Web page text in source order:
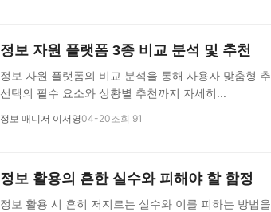
정보 자원 플랫폼 3종 비교 분석 및 추천
정보 자원 플랫폼의 비교 분석을 통해 사용자 맞춤형
선택의 필수 요소와 상황별 추천까지 자세히...
정보 매니저 이서영04-20조회 91
정보 활용의 흔한 실수와 피해야 할 함정
정보 활용 시 흔히 저지르는 실수와 이를 피하는 방법